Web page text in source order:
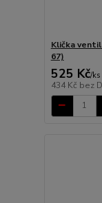
Klička
67)
525 Kč/ks
434 Kč bez